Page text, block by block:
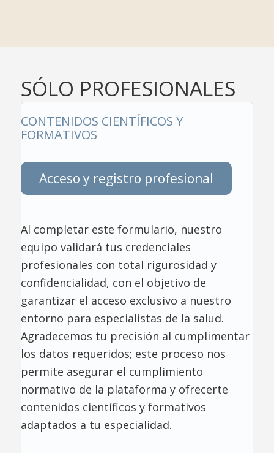
SÓLO PROFESIONALES
CONTENIDOS CIENTÍFICOS Y
FORMATIVOS
Acceso y registro profesional
Al completar este formulario, nuestro
equipo validará tus credenciales
profesionales con total rigurosidad y
confidencialidad, con el objetivo de
garantizar el acceso exclusivo a nuestro
entorno para especialistas de la salud.
Agradecemos tu precisión al cumplimentar
los datos requeridos; este proceso nos
permite asegurar el cumplimiento
normativo de la plataforma y ofrecerte
contenidos científicos y formativos
adaptados a tu especialidad.